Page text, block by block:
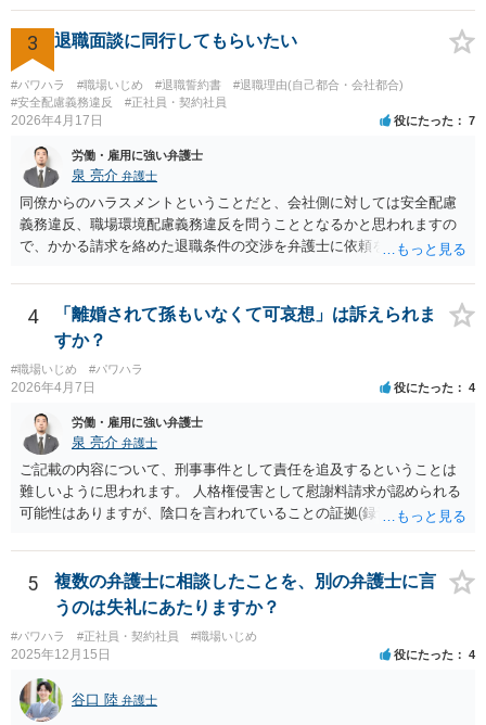
う態度を見せて、会社から金銭解決（退職勧奨による自主退職）を持
ち掛けさせるのがベストです。あらゆる交渉ごとに共通するセオリー
ですが、自分から持ち掛ければこちらの立場が弱くなり、相手から持
ち掛けさせればこちらの立場が強くなるのです。 補足 私のお勧め
は、個人で加入できる労働組合（ユニオンとか合同労組と呼ばれる労
働組合）に加入して団体交渉することです。本当は復職時に加入して
交渉できた）。ですが今からでも遅くありません。労働組合に入って
団体交渉し、その中で場合によっては金銭解決を目指すというのが良
いと思います。
奨に応じる代わりに金銭的な交渉をし、お金を払ってもらって会社を
辞めるということがよく行われるかと思われますので、そうした対応
も選択肢に入れても良いでしょう。 その場合、ご自身で会社と対応し
ていくことは難しいと思われますので弁護士への依頼を前提とするこ
ととなるかと思われます。
3 退職面談に同行してもらいたい
#パワハラ #職場いじめ #退職誓約書
#退職理由(自己都合・会社都合)
#安全配慮義務違反
#正社員・契約社員
2026年4月17日 役にたった 7
労働・雇用に強い弁護士
泉 亮介 弁護士
同僚からのハラスメントということだと、会社側に対しては安全配慮
義務違反、職場環境配慮義務違反を問うこととなるかと思われますの
で、かかる請求を絡めた退職条件の交渉を弁護士に依頼をされた方が
くなり全て弁護士が窓口となるため精神的な負担も軽くなるでしょ
う。
4
「離婚されて孫もいなくて可哀想」は訴えられま
すか？
#職場いじめ #パワハラ
2026年4月7日 役にたった 4
労働・雇用に強い弁護士
泉 亮介 弁護士
ご記載の内容について、刑事事件として責任を追及するということは
難しいように思われます。 人格権侵害として慰謝料請求が認められる
可能性はありますが、陰口を言われていることの証拠(録音等)が必要と
5
複数の弁護士に相談したことを、別の弁護士に言
うのは失礼にあたりますか？
#パワハラ #正社員・契約社員 #職場いじめ
2025年12月15日 役にたった 4
谷口 陸 弁護士